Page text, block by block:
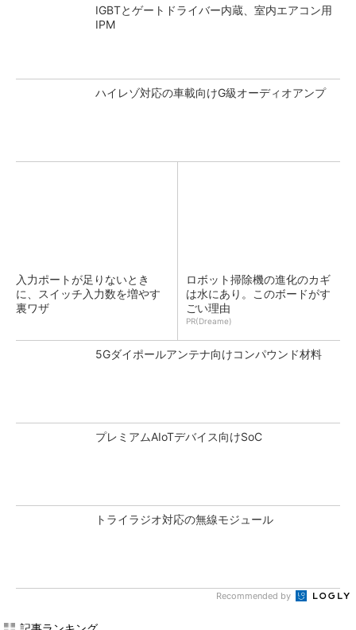
IGBTとゲートドライバー内蔵、室内エアコン用
IPM
ハイレゾ対応の車載向けG級オーディオアンプ
入力ポートが足りないとき
に、スイッチ入力数を増やす
裏ワザ
ロボット掃除機の進化のカギ
は水にあり。このボードがす
ごい理由
PR(Dreame)
5Gダイポールアンテナ向けコンパウンド材料
プレミアムAIoTデバイス向けSoC
トライラジオ対応の無線モジュール
Recommended by